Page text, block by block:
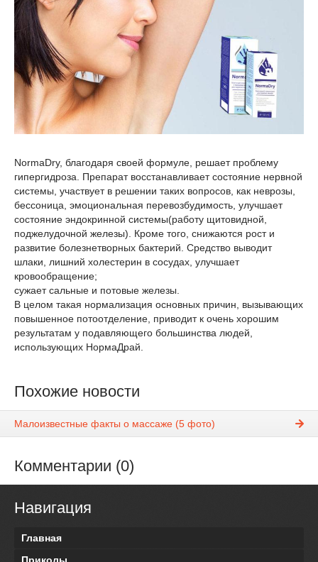
NormaDry, благодаря своей формуле, решает проблему
гипергидроза. Препарат восстанавливает состояние нервной
системы, участвует в решении таких вопросов, как неврозы,
бессоница, эмоциональная перевозбудимость, улучшает
состояние эндокринной системы(работу щитовидной,
поджелудочной железы). Кроме того, снижаются рост и
развитие болезнетворных бактерий. Средство выводит
шлаки, лишний холестерин в сосудах, улучшает
кровообращение;
сужает сальные и потовые железы.
В целом такая нормализация основных причин, вызывающих
повышенное потоотделение, приводит к очень хорошим
результатам у подавляющего большинства людей,
использующих НормаДрай.
Похожие новости
Малоизвестные факты о массаже (5 фото)
Комментарии (0)
Навигация
Главная
Приколы